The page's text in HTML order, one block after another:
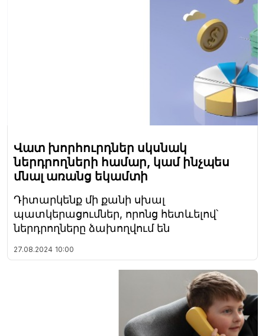
Վատ խորհուրդներ սկսնակ
ներդրողների համար, կամ ինչպես
մնալ առանց եկամտի
Դիտարկենք մի քանի սխալ
պատկերացումներ, որոնց հետևելով՝
ներդրողները ձախողվում են
27.08.2024 10:00